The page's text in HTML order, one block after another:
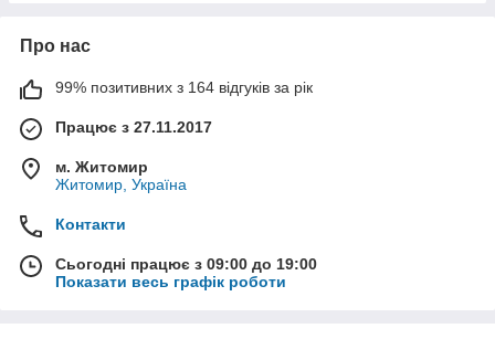
Про нас
99% позитивних з 164 відгуків за рік
Працює з 27.11.2017
м. Житомир
Житомир, Україна
Контакти
Сьогодні працює з 09:00 до 19:00
Показати весь графік роботи